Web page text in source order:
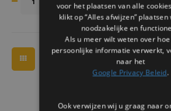
voor het plaatsen van alle
klikt op “Alles afwijzen”
noodzakelijke en
Als u meer wilt weten over
persoonlijke informatie verwerkt,
naar het
Google Privacy Beleid.
Ook verwijzen wij u graag naar